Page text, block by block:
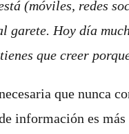
(móviles, redes
garete. Hoy día
que creer
que nunca
información es